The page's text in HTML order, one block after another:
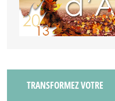
TRANSFORMEZ VOTRE